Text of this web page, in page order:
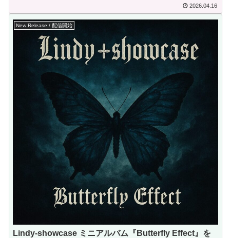
2026.04.16
New Release / 配信開始
Lindy-showcase ミニアルバム『Butterfly Effect』を